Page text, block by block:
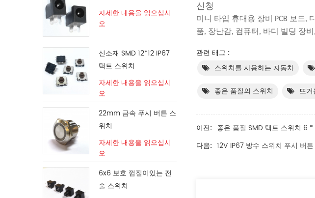
신청
미니 타입 휴대용 장비 PCB 보드,
품, 장난감, 컴퓨터, 바디 빌딩 장
관련 태그 :
스위치를 사용하는 자동차
좋은 품질의 스위치 뜨
이전: 좋은 품질 SMD 택트 스위치 6
다음: 12V IP67 방수 스위치 푸시 버
자세한 내용을 읽으십시
오
신소재 SMD 12*12 IP67
택트 스위치
자세한 내용을 읽으십시
오
22mm 금속 푸시 버튼 스
위치
자세한 내용을 읽으십시
오
6x6 보호 껍질이있는 전
술 스위치